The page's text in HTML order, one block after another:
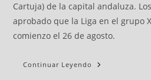
Cartuja) de la capital andaluza.
aprobado que la Liga en el grupo
comienzo el 26 de agosto.
Continuar Leyendo